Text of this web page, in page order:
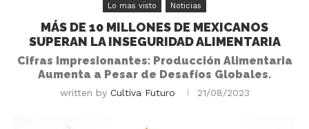
Lo mas visto Noticias
MÁS DE 10 MILLONES DE MEXICANOS
SUPERAN LA INSEGURIDAD ALIMENTARIA
Cifras Impresionantes: Producción Alimentaria
Aumenta a Pesar de Desafíos Globales.
written by Cultiva Futuro 21/08/2023